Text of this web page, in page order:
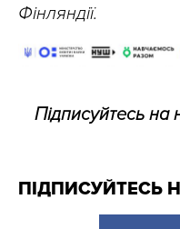
Фінляндії.
Підписуйтесь на
ПІДПИСУЙТЕСЬ